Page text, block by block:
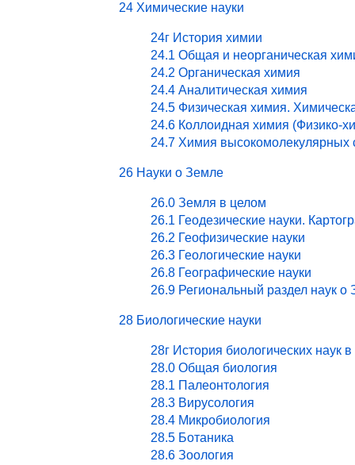
24 Химические науки
24г История химии
24.1 Общая и неорганическая
24.2 Органическая химия
24.4 Аналитическая химия
24.5 Физическая химия.
24.6 Коллоидная химия (Физико-
24.7 Химия высокомолекулярных
26 Науки о Земле
26.0 Земля в целом
26.1 Геодезические науки.
26.2 Геофизические науки
26.3 Геологические науки
26.8 Географические науки
26.9 Региональный раздел наук о
28 Биологические науки
28г История биологических наук
28.0 Общая биология
28.1 Палеонтология
28.3 Вирусология
28.4 Микробиология
28.5 Ботаника
28.6 Зоология